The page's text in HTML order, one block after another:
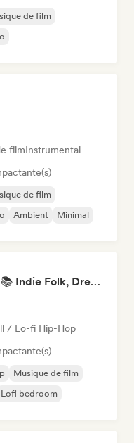
de film
filmInstrumental
de film
Ambient Minimal
Study Jam Sessions 📚 Indie Folk, Dream Pop & Singer-Songwriter
/ Lo-fi Hip-Hop
Musique de film
Lofi bedroom